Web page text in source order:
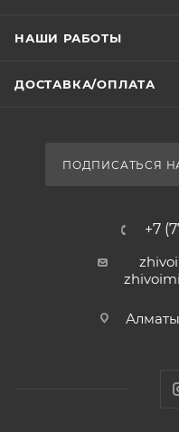
НАШИ РАБОТЫ
ДОСТАВКА/ОПЛАТА
ПОДПИСАТЬСЯ
+7